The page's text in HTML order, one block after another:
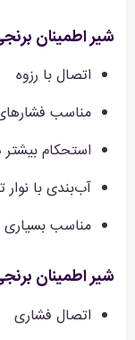
شیر اطمینان
اتصال با رزوه
مناسب فشارهای
استحکام
آب‌بندی با نوار
مناسب بسیاری
شیر اطمینان
اتصال فشاری